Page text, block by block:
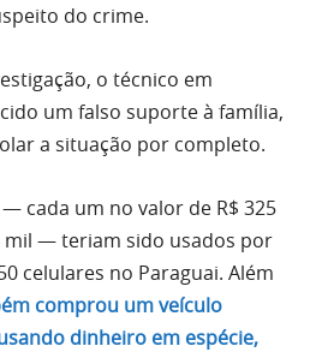
do crime.
o técnico em
um falso suporte à família,
a situação por completo.
cada um no valor de R$ 325
mil — teriam sido usados por
celulares no Paraguai. Além
comprou um veículo
dinheiro em espécie,